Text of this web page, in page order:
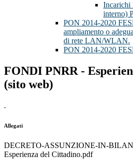
Incarichi
interno)
PON 2014-2020
ampliamento o
di rete LAN/WLAN.
PON 2014-2020
FONDI PNRR -
(sito web)
.
Allegati
DECRETO-ASSUNZIONE-IN-
Esperienza del Cittadino.pdf